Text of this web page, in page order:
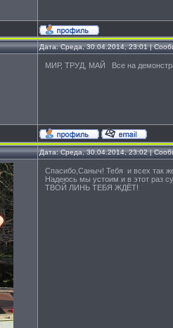
Дата: Среда, 30.04.2014, 23:01 |
МИР, ТРУД, МАЙ Все на
Дата: Среда, 30.04.2014, 23:02 |
Спасибо,Саныч! Тебя и всех
Надеюсь мы устоим и в этот раз
ТВОЙ ЛИНЬ ТЕБЯ ЖДЁТ!